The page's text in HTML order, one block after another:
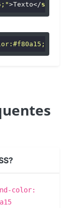
>Texto</span
color: